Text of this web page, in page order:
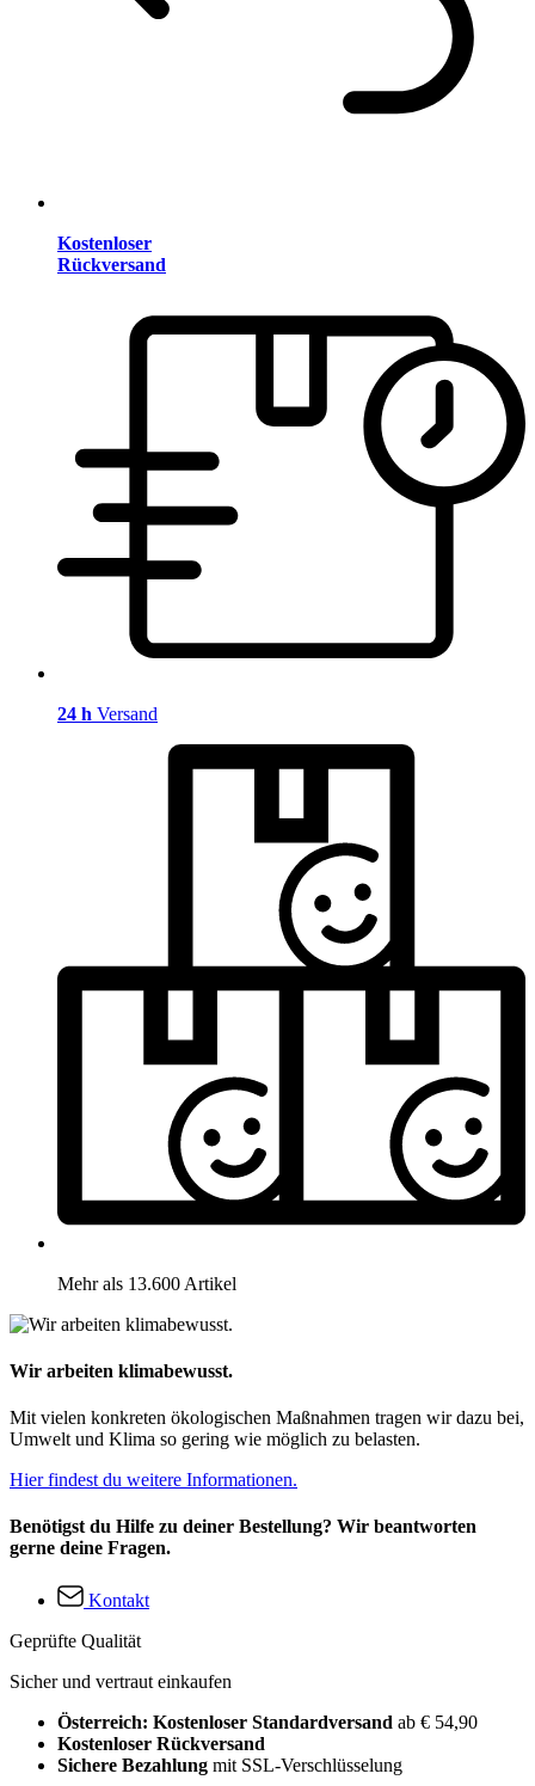
Kostenloser
Rückversand
24 h Versand
Mehr als 13.600 Artikel
Wir arbeiten klimabewusst.
Mit vielen konkreten ökologischen Maßnahmen tragen wir dazu bei,
Umwelt und Klima so gering wie möglich zu belasten.
Hier findest du weitere Informationen.
Benötigst du Hilfe zu deiner Bestellung? Wir beantworten
gerne deine Fragen.
Kontakt
Geprüfte Qualität
Sicher und vertraut einkaufen
Österreich: Kostenloser Standardversand ab € 54,90
Kostenloser Rückversand
Sichere Bezahlung mit SSL-Verschlüsselung